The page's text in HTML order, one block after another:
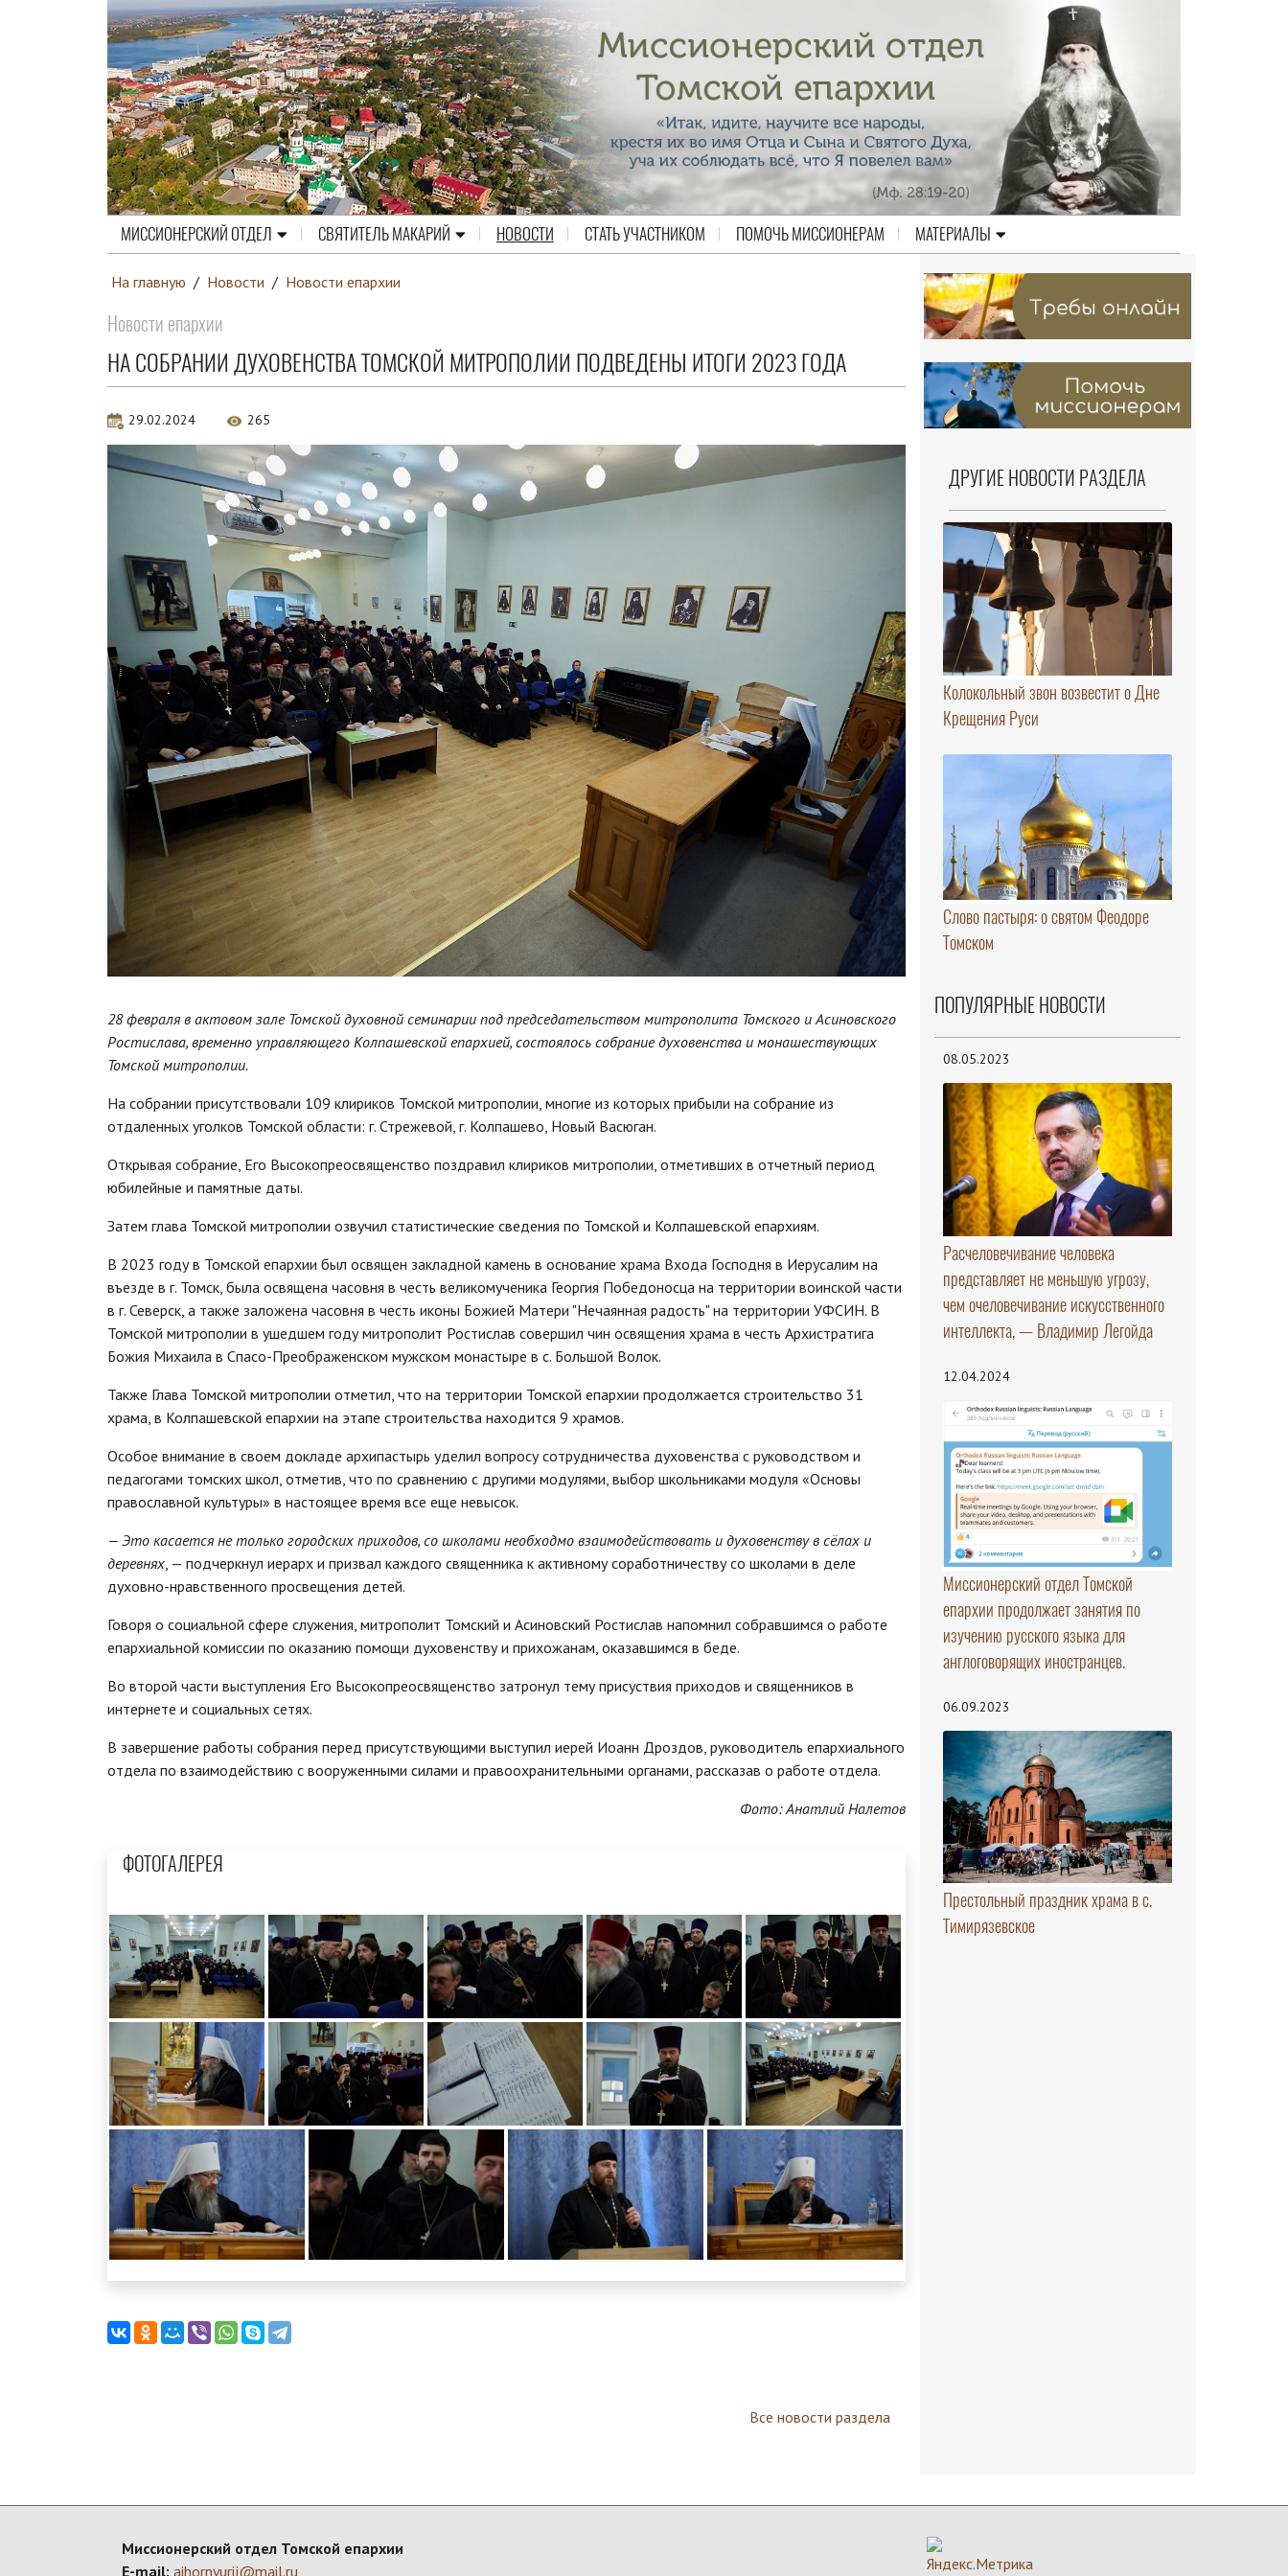
МИССИОНЕРСКИЙ ОТДЕЛ СВЯТИТЕЛЬ МАКАРИЙ НОВОСТИ СТАТЬ УЧАСТНИКОМ ПОМОЧЬ МИССИОНЕРАМ МАТЕРИАЛЫ
На главную / Новости / Новости епархии
Новости епархии
НА СОБРАНИИ ДУХОВЕНСТВА ТОМСКОЙ МИТРОПОЛИИ ПОДВЕДЕНЫ ИТОГИ 2023 ГОДА
29.02.2024 265
28 февраля в актовом зале Томской духовной семинарии под председательством митрополита Томского и Асиновского
Ростислава, временно управляющего Колпашевской епархией, состоялось собрание духовенства и монашествующих
Томской митрополии.
На собрании присутствовали 109 клириков Томской митрополии, многие из которых прибыли на собрание из
отдаленных уголков Томской области: г. Стрежевой, г. Колпашево, Новый Васюган.
Открывая собрание, Его Высокопреосвященство поздравил клириков митрополии, отметивших в отчетный период
юбилейные и памятные даты.
Затем глава Томской митрополии озвучил статистические сведения по Томской и Колпашевской епархиям.
В 2023 году в Томской епархии был освящен закладной камень в основание храма Входа Господня в Иерусалим на
въезде в г. Томск, была освящена часовня в честь великомученика Георгия Победоносца на территории воинской части
в г. Северск, а также заложена часовня в честь иконы Божией Матери "Нечаянная радость" на территории УФСИН. В
Томской митрополии в ушедшем году митрополит Ростислав совершил чин освящения храма в честь Архистратига
Божия Михаила в Спасо-Преображенском мужском монастыре в с. Большой Волок.
Также Глава Томской митрополии отметил, что на территории Томской епархии продолжается строительство 31
храма, в Колпашевской епархии на этапе строительства находится 9 храмов.
Особое внимание в своем докладе архипастырь уделил вопросу сотрудничества духовенства с руководством и
педагогами томских школ, отметив, что по сравнению с другими модулями, выбор школьниками модуля «Основы
православной культуры» в настоящее время все еще невысок.
— Это касается не только городских приходов, со школами необходмо взаимодействовать и духовенству в сёлах и
деревнях, — подчеркнул иерарх и призвал каждого священника к активному соработничеству со школами в деле
духовно-нравственного просвещения детей.
Говоря о социальной сфере служения, митрополит Томский и Асиновский Ростислав напомнил собравшимся о работе
епархиальной комиссии по оказанию помощи духовенству и прихожанам, оказавшимся в беде.
Во второй части выступления Его Высокопреосвященство затронул тему присуствия приходов и священников в
интернете и социальных сетях.
В завершение работы собрания перед присутствующими выступил иерей Иоанн Дроздов, руководитель епархиального
отдела по взаимодействию с вооруженными силами и правоохранительными органами, рассказав о работе отдела.
Фото: Анатлий Налетов
ФОТОГАЛЕРЕЯ
Все новости раздела
ДРУГИЕ НОВОСТИ РАЗДЕЛА
Колокольный звон возвестит о Дне
Крещения Руси
Слово пастыря: о святом Феодоре
Томском
ПОПУЛЯРНЫЕ НОВОСТИ
08.05.2023
Расчеловечивание человека
представляет не меньшую угрозу,
чем очеловечивание искусственного
интеллекта, — Владимир Легойда
12.04.2024
Миссионерский отдел Томской
епархии продолжает занятия по
изучению русского языка для
англоговорящих иностранцев.
06.09.2023
Престольный праздник храма в с.
Тимирязевское
Миссионерский отдел Томской епархии
E-mail: aihornyurij@mail.ru